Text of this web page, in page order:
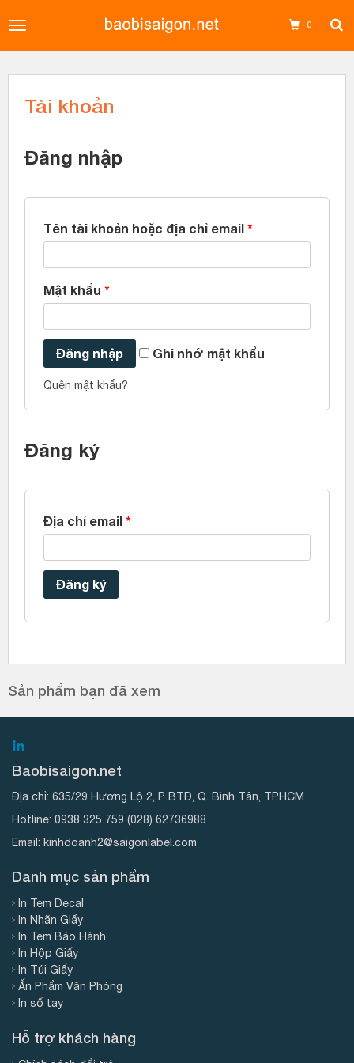
Toggle
0
Tài khoản
Đăng nhập
Tên tài khoản hoặc địa chỉ email *
Mật khẩu *
Đăng nhập Ghi nhớ mật khẩu
Quên mật khẩu?
Đăng ký
Địa chỉ email *
Đăng ký
Sản phẩm bạn đã xem
Baobisaigon.net
Địa chỉ: 635/29 Hương Lộ 2, P. BTĐ, Q. Bình Tân, TP.HCM
Hotline: 0938 325 759 (028) 62736988
Email: kinhdoanh2@saigonlabel.com
Danh mục sản phẩm
In Tem Decal
In Nhãn Giấy
In Tem Bảo Hành
In Hộp Giấy
In Túi Giấy
Ấn Phẩm Văn Phòng
In sổ tay
Hỗ trợ khách hàng